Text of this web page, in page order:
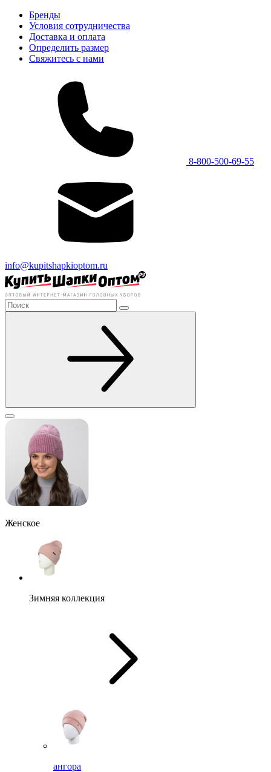
Бренды
Условия сотрудничества
Доставка и оплата
Определить размер
Свяжитесь с нами
8-800-500-69-55
info@kupitshapkioptom.ru
Женское
Зимняя коллекция
ангора